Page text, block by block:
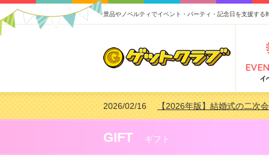
景品やノベルティでイベント・パーティ・記念日を支援する
2026/02/16【2026年版】結婚式の二次
2026/02/03【2026年版】ゴルフコンペ
2026/07/15
2026/04/03【2026年版】ゴルフコンペ
GIFT ギフト